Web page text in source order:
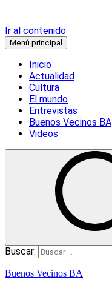
Ir al contenido
Menú principal
Inicio
Actualidad
Cultura
El mundo
Entrevistas
Buenos Vecinos BA
Videos
Buscar:
Buenos Vecinos BA